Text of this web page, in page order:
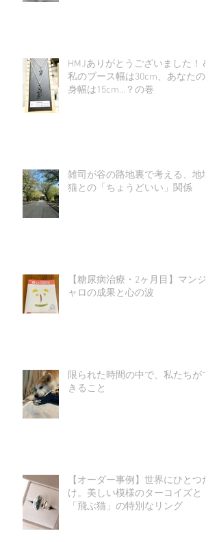
HMJありがとうございました！＆
私のブース幅は30cm、あなたの
身幅は15cm…？の巻
雑司が谷の路地裏で考える、地域
猫との「ちょうどいい」関係
【糖尿病治療・2ヶ月目】マンジ
ャロの成果と心の波
限られた時間の中で、私たちがで
きること
【オーダー事例】世界にひとつだ
け。美しい模様のターコイズと
「飛ぶ猫」の特別なリング